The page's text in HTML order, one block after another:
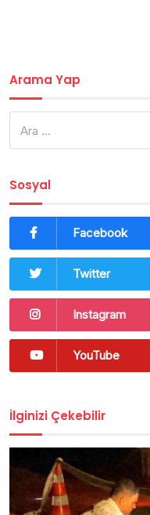
Arama Yap
Sosyal
Facebook
Twitter
Instagram
YouTube
İlginizi Çekebilir